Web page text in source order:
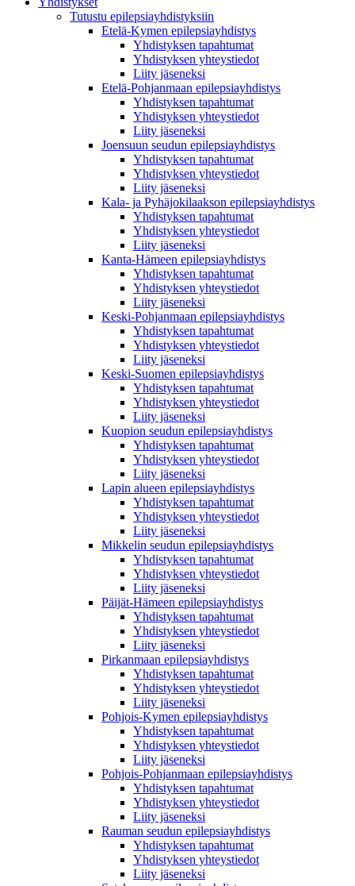
Tutustu epilepsiayhdistyksiin
Etelä-Kymen epilepsiayhdistys
Yhdistyksen tapahtumat
Yhdistyksen yhteystiedot
Liity jäseneksi
Etelä-Pohjanmaan epilepsiayhdistys
Yhdistyksen tapahtumat
Yhdistyksen yhteystiedot
Liity jäseneksi
Joensuun seudun epilepsiayhdistys
Yhdistyksen tapahtumat
Yhdistyksen yhteystiedot
Liity jäseneksi
Kala- ja Pyhäjokilaakson epilepsiayhdistys
Yhdistyksen tapahtumat
Yhdistyksen yhteystiedot
Liity jäseneksi
Kanta-Hämeen epilepsiayhdistys
Yhdistyksen tapahtumat
Yhdistyksen yhteystiedot
Liity jäseneksi
Keski-Pohjanmaan epilepsiayhdistys
Yhdistyksen tapahtumat
Yhdistyksen yhteystiedot
Liity jäseneksi
Keski-Suomen epilepsiayhdistys
Yhdistyksen tapahtumat
Yhdistyksen yhteystiedot
Liity jäseneksi
Kuopion seudun epilepsiayhdistys
Yhdistyksen tapahtumat
Yhdistyksen yhteystiedot
Liity jäseneksi
Lapin alueen epilepsiayhdistys
Yhdistyksen tapahtumat
Yhdistyksen yhteystiedot
Liity jäseneksi
Mikkelin seudun epilepsiayhdistys
Yhdistyksen tapahtumat
Yhdistyksen yhteystiedot
Liity jäseneksi
Päijät-Hämeen epilepsiayhdistys
Yhdistyksen tapahtumat
Yhdistyksen yhteystiedot
Liity jäseneksi
Pirkanmaan epilepsiayhdistys
Yhdistyksen tapahtumat
Yhdistyksen yhteystiedot
Liity jäseneksi
Pohjois-Kymen epilepsiayhdistys
Yhdistyksen tapahtumat
Yhdistyksen yhteystiedot
Liity jäseneksi
Pohjois-Pohjanmaan epilepsiayhdistys
Yhdistyksen tapahtumat
Yhdistyksen yhteystiedot
Liity jäseneksi
Rauman seudun epilepsiayhdistys
Yhdistyksen tapahtumat
Yhdistyksen yhteystiedot
Liity jäseneksi